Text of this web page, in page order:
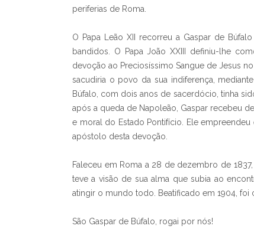
periferias de Roma.
O Papa Leão XII recorreu a Gaspar de
bandidos. O Papa João XXIII definiu-lhe
devoção ao Preciosíssimo Sangue de Jesus
sacudiria o povo da sua indiferença,
Búfalo, com dois anos de sacerdócio, tinha
após a queda de Napoleão, Gaspar recebeu
e moral do Estado Pontifício. Ele
apóstolo desta devoção.
Faleceu em Roma a 28 de dezembro de
teve a visão de sua alma que subia ao
atingir o mundo todo. Beatificado em 1904, foi
São Gaspar de Búfalo, rogai por nós!